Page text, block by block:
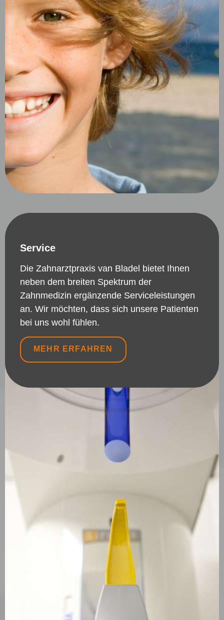
Service
Die Zahnarztpraxis van Bladel bietet Ihnen
neben dem breiten Spektrum der
Zahnmedizin ergänzende Serviceleistungen
an. Wir möchten, dass sich unsere Patienten
bei uns wohl fühlen.
MEHR ERFAHREN